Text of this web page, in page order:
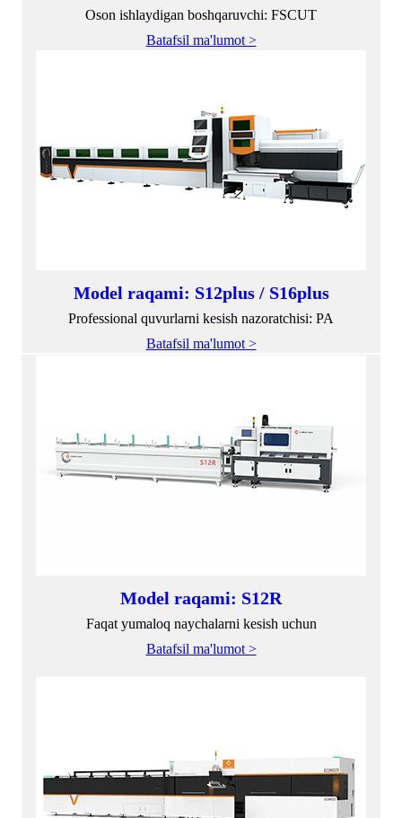
Oson ishlaydigan boshqaruvchi: FSCUT
Batafsil ma'lumot >
Model raqami: S12plus / S16plus
Professional quvurlarni kesish nazoratchisi: PA
Batafsil ma'lumot >
Model raqami: S12R
Faqat yumaloq naychalarni kesish uchun
Batafsil ma'lumot >